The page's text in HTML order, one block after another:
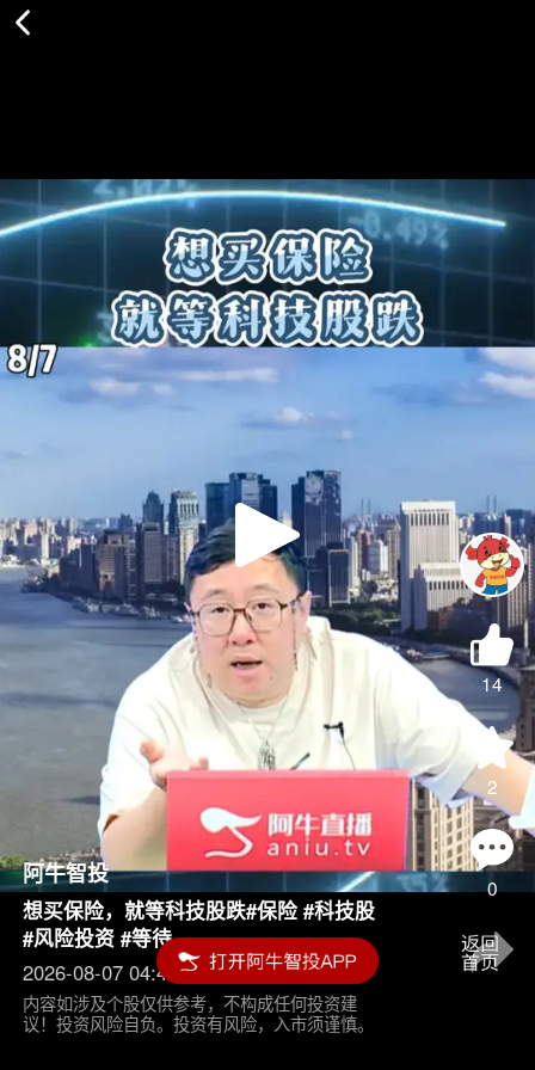
Play
Video
14
2
0
阿牛智投
想买保险，就等科技股跌#保险 #科技股
#风险投资 #等待
2026-08-07 04:45
内容如涉及个股仅供参考，不构成任何投资建
议！投资风险自负。投资有风险，入市须谨慎。